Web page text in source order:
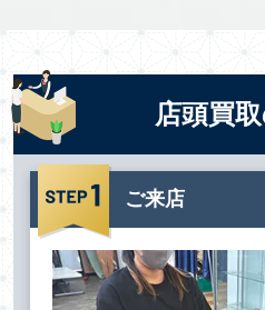
店頭買
ご来店